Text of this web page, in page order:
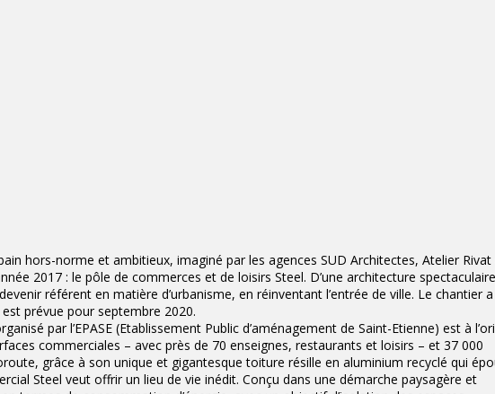
hors-norme et ambitieux, imaginé par les agences SUD Architectes, Atelier
2017 : le pôle de commerces et de loisirs Steel. D’une architecture
référent en matière d’urbanisme, en réinventant l’entrée de ville. Le chantier
prévue pour septembre 2020.
par l’EPASE (Etablissement Public d’aménagement de Saint-Etienne) est à
commerciales – avec près de 70 enseignes, restaurants et loisirs – et 37 000
grâce à son unique et gigantesque toiture résille en aluminium recyclé qui
Steel veut offrir un lieu de vie inédit. Conçu dans une démarche paysagère et